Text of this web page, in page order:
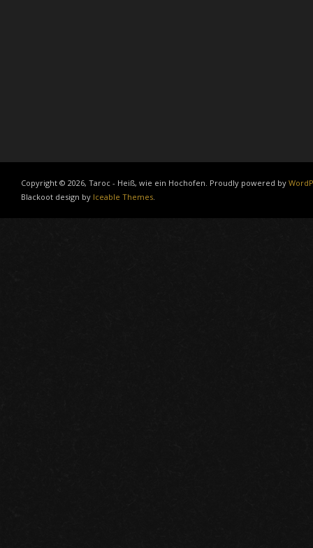
Copyright © 2026, Taroc - Heiß, wie ein Hochofen. Proudly powered by
Blackoot design by Iceable Themes